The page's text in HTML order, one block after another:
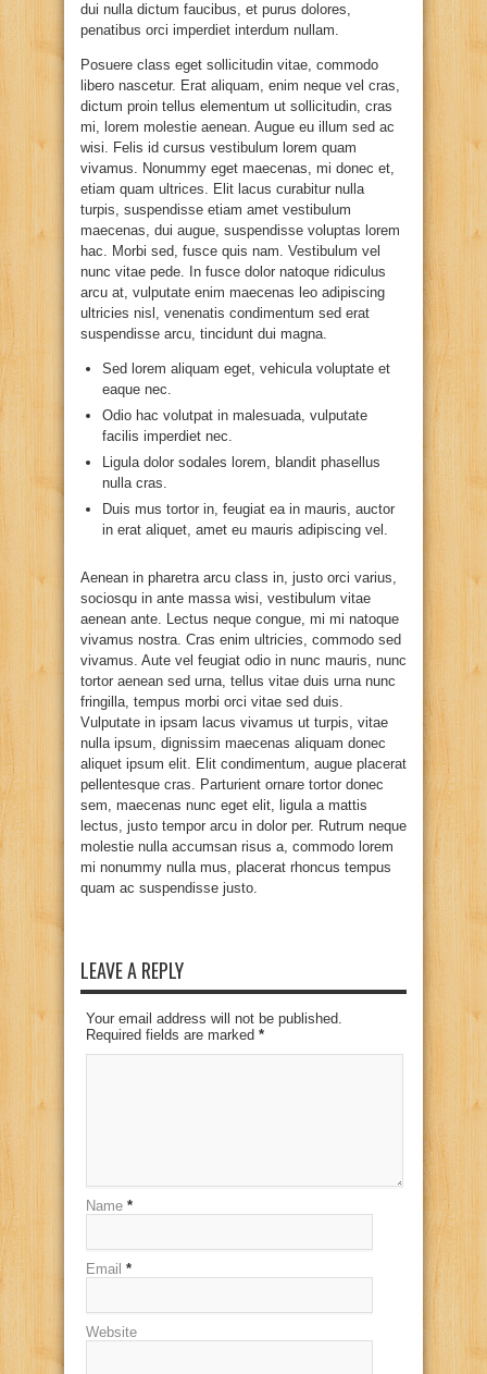
dui nulla dictum faucibus, et purus dolores,
penatibus orci imperdiet interdum nullam.
Posuere class eget sollicitudin vitae, commodo
libero nascetur. Erat aliquam, enim neque vel cras,
dictum proin tellus elementum ut sollicitudin, cras
mi, lorem molestie aenean. Augue eu illum sed ac
wisi. Felis id cursus vestibulum lorem quam
vivamus. Nonummy eget maecenas, mi donec et,
etiam quam ultrices. Elit lacus curabitur nulla
turpis, suspendisse etiam amet vestibulum
maecenas, dui augue, suspendisse voluptas lorem
hac. Morbi sed, fusce quis nam. Vestibulum vel
nunc vitae pede. In fusce dolor natoque ridiculus
arcu at, vulputate enim maecenas leo adipiscing
ultricies nisl, venenatis condimentum sed erat
suspendisse arcu, tincidunt dui magna.
Sed lorem aliquam eget, vehicula voluptate et
eaque nec.
Odio hac volutpat in malesuada, vulputate
facilis imperdiet nec.
Ligula dolor sodales lorem, blandit phasellus
nulla cras.
Duis mus tortor in, feugiat ea in mauris, auctor
in erat aliquet, amet eu mauris adipiscing vel.
Aenean in pharetra arcu class in, justo orci varius,
sociosqu in ante massa wisi, vestibulum vitae
aenean ante. Lectus neque congue, mi mi natoque
vivamus nostra. Cras enim ultricies, commodo sed
vivamus. Aute vel feugiat odio in nunc mauris, nunc
tortor aenean sed urna, tellus vitae duis urna nunc
fringilla, tempus morbi orci vitae sed duis.
Vulputate in ipsam lacus vivamus ut turpis, vitae
nulla ipsum, dignissim maecenas aliquam donec
aliquet ipsum elit. Elit condimentum, augue placerat
pellentesque cras. Parturient ornare tortor donec
sem, maecenas nunc eget elit, ligula a mattis
lectus, justo tempor arcu in dolor per. Rutrum neque
molestie nulla accumsan risus a, commodo lorem
mi nonummy nulla mus, placerat rhoncus tempus
quam ac suspendisse justo.
LEAVE A REPLY
Your email address will not be published.
Required fields are marked *
Name *
Email *
Website